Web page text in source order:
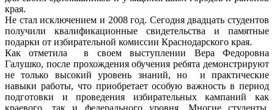
края.
Не стал исключением и 2008 год. Сегодня двадцать студентов
получили квалификационные свидетельства и памятные
подарки от избирательной комиссии Краснодарского края.
Как отметила в своем выступлении Вера Федоровна
Галушко, после прохождения обучения ребята демонстрируют
не только высокий уровень знаний, но и практические
навыки работы, что приобретает особую важность в период
подготовки и проведения избирательных кампаний как
краевого, так и федерального уровня. Многие студенты,